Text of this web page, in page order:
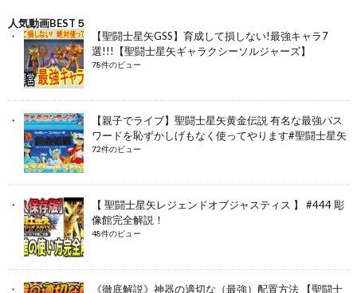
人気動画BEST５
【聖闘士星矢GSS】育成して損しない!最強キャラ7
選!!!【聖闘士星矢ギャラクシーソルジャーズ】
78件のビュー
【親子でライブ】聖闘士星矢黄金伝説 有名な最強パス
ワードを恥ずかしげもなく使ってやります#聖闘士星矢
72件のビュー
【 聖闘士星矢レジェンドオブジャスティス 】 #444 彫
像館完全解説！
48件のビュー
《徹底解説》神器の適切な（最強）配置方法 【聖闘士